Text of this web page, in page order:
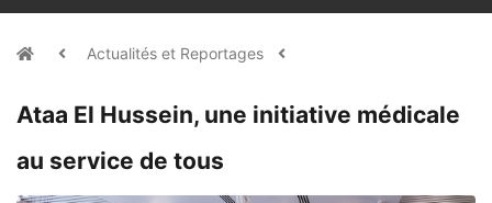
Actualités et Reportages
Ataa El Hussein, une initiative médicale
au service de tous